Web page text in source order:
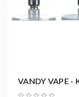
VANDY VAPE -